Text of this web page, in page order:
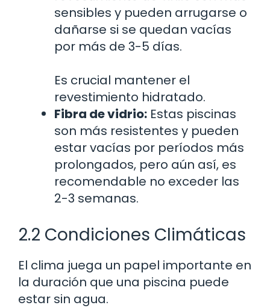
sensibles y pueden arrugarse o
dañarse si se quedan vacías
por más de 3-5 días.
Es crucial mantener el
revestimiento hidratado.
Fibra de vidrio: Estas piscinas
son más resistentes y pueden
estar vacías por períodos más
prolongados, pero aún así, es
recomendable no exceder las
2-3 semanas.
2.2 Condiciones Climáticas
El clima juega un papel importante en
la duración que una piscina puede
estar sin agua.